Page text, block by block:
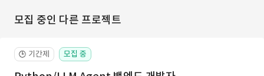
모집 중인 다른 프로젝트
🕒 기간제 모집 중